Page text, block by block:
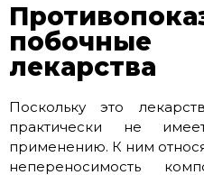
лекарства
Поскольку это
практически не
применению. К ним
непереносимость